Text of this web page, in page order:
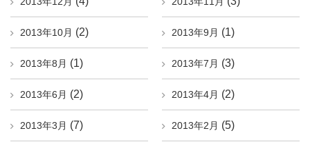
2013年10月 (2) 2013年9月 (1)
2013年8月 (1) 2013年7月 (3)
2013年6月 (2) 2013年4月 (2)
2013年3月 (7) 2013年2月 (5)